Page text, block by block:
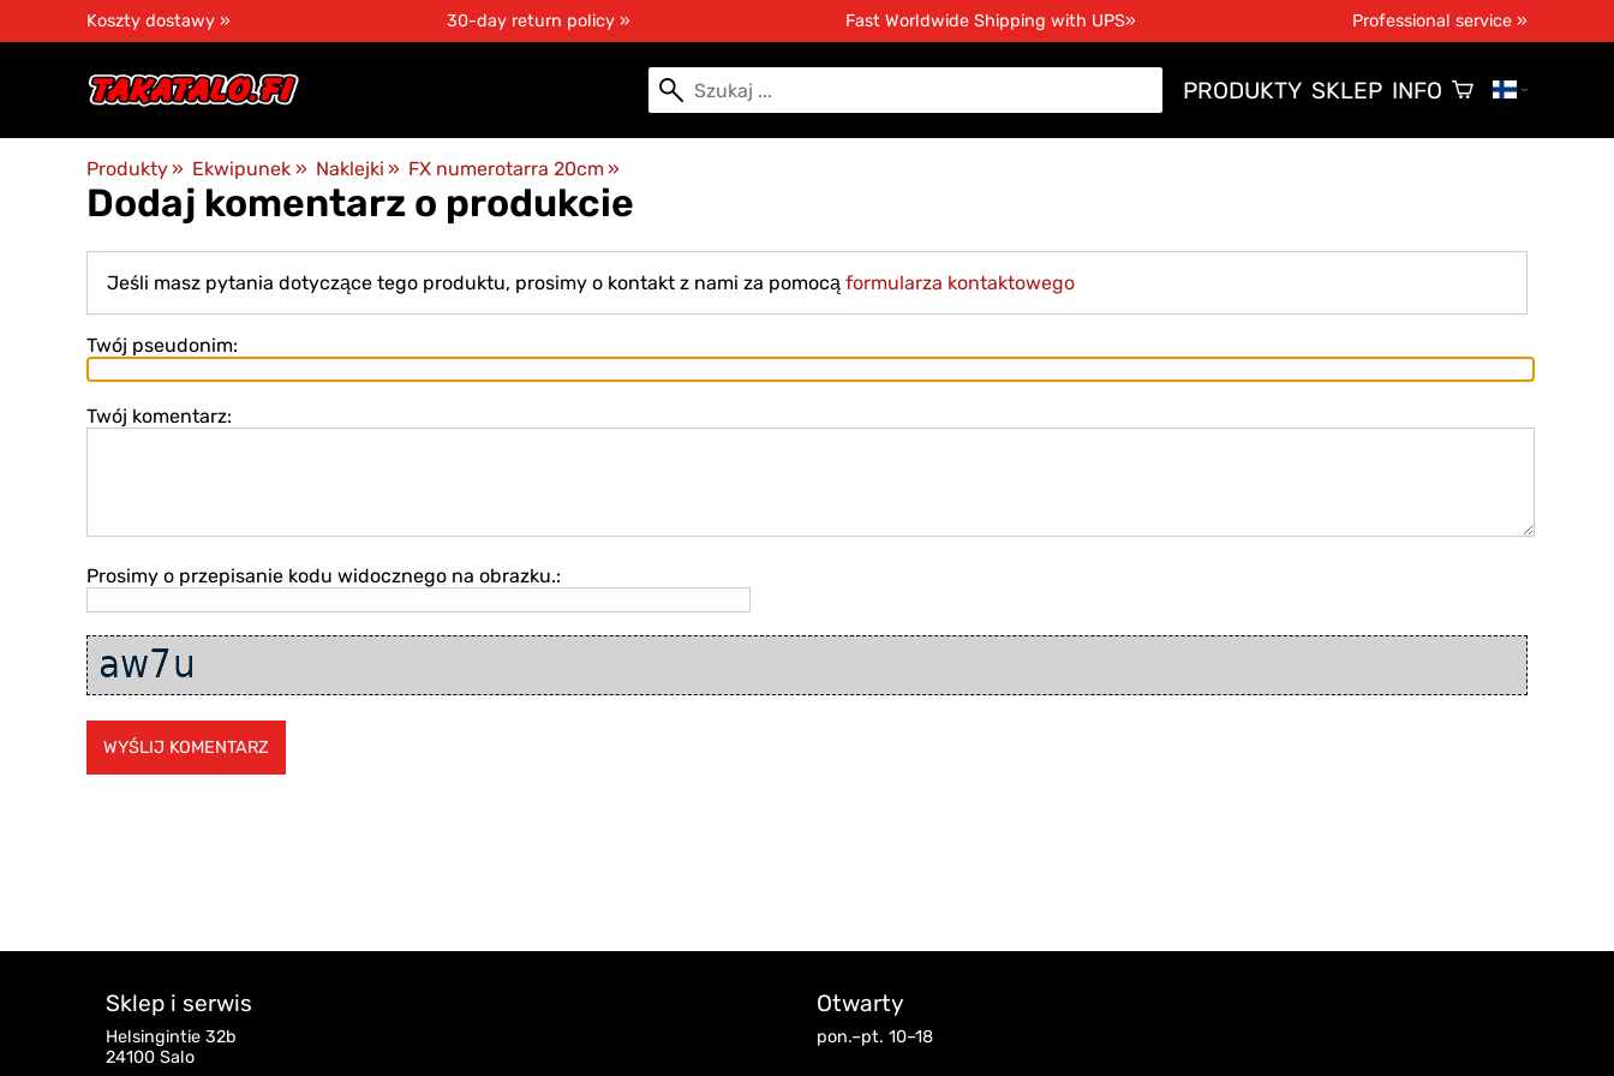
Koszty dostawy » 30-day return policy » Fast Worldwide Shipping with UPS» Professional service »
PRODUKTY SKLEP INFO
Produkty ‪» Ekwipunek ‪» Naklejki ‪» FX numerotarra 20cm ‪»
Dodaj komentarz o produkcie
Jeśli masz pytania dotyczące tego produktu, prosimy o kontakt z nami za pomocą formularza kontaktowego
Twój pseudonim:
Twój komentarz:
Prosimy o przepisanie kodu widocznego na obrazku.:
Sklep i serwis
Helsingintie 32b
24100 Salo
Otwarty
pon.–pt. 10–18